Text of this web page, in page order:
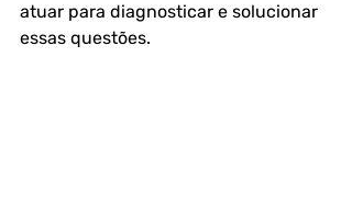
atuar para diagnosticar e solucionar
essas questões.